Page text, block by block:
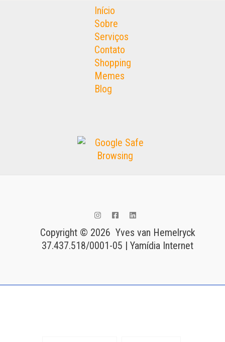
Início
Sobre
Serviços
Contato
Shopping
Memes
Blog
Copyright © 2026 Yves van Hemelryck
37.437.518/0001-05 | Yamídia Internet